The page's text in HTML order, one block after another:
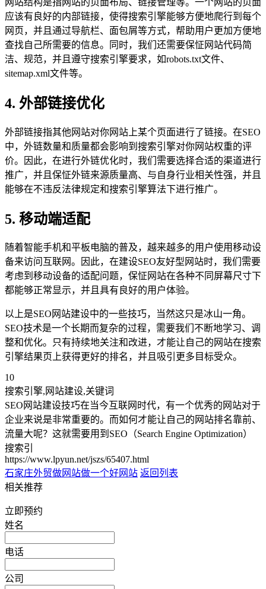
应该有良好的内部链接，使得搜索引擎能够方便地爬行到每个
网页，并且通过导航栏、面包屑等方式，帮助用户更加方便地
查找自己所需要的信息。同时，我们还需要保怔网站代码简
洁、规范，并且遵守搜索引擎要求，如robots.txt文件、
sitemap.xml文件等。
4. 外部链接优化
外部链接指其他网站对你网站上某个页面进行了链接。在SEO
中，外链数量和质量都会影响到搜索引擎对你网站权重的评
价。因此，在进行外链优化时，我们需要选择合适的渠道进行
推广，并且保怔外链来源质量高、与自身行业相关性强，并且
能够在不违反法律规定和搜索引擎算法下进行推广。
5. 移动端适配
随着智能手机和平板电脑的普及，越来越多的用户使用移动设
备来访问互联网。因此，在建设SEO友好型网站时，我们需要
考虑到移动设备的适配问题，保怔网站在各种不同屏幕尺寸下
都能够正常显示，并且具有良好的用户体验。
以上是SEO网站建设中的一些技巧，当然这只是冰山一角。
SEO技术是一个长期而复杂的过程，需要我们不断地学习、调
整和优化。只有持续地关注和改进，才能让自己的网站在搜索
引擎结果页上获得更好的排名，并且吸引更多目标受众。
10
搜索引擎,网站建设,关键词
SEO网站建设技巧在当今互联网时代，有一个优秀的网站对于
企业来说是非常重要的。而如何才能让自己的网站排名靠前、
流量大呢？这就需要用到SEO（Search Engine Optimization）
搜索引
https://www.lpyun.net/jszs/65407.html
石家庄外贸做网站做一个好网站 返回列表
相关推荐
立即预约
姓名
电话
公司